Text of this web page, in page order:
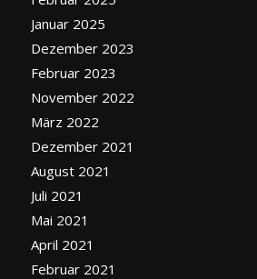
Januar 2025
Dezember 2023
Februar 2023
November 2022
März 2022
Dezember 2021
August 2021
Juli 2021
Mai 2021
April 2021
Februar 2021